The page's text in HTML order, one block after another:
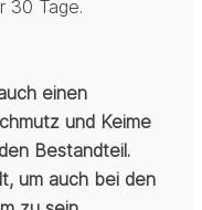
30 Tage.
einen
und Keime
Bestandteil.
um auch bei den